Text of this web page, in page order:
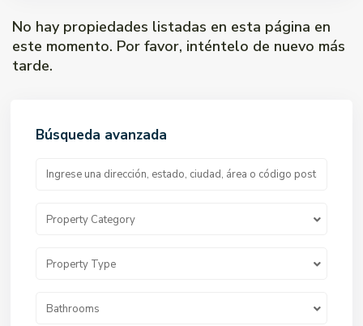
No hay propiedades listadas en esta página en
este momento. Por favor, inténtelo de nuevo más
tarde.
Búsqueda avanzada
Property Category
Property Type
Bathrooms